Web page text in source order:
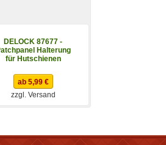
DELOCK 87677 -
Halterung
für Hutschienen
ab 5,99 €
zzgl. Versand